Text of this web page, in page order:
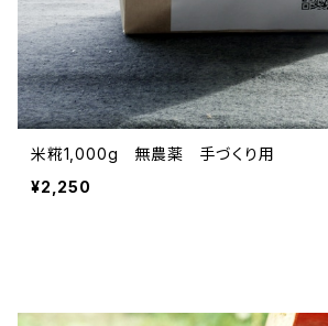
米糀1,000g 無農薬 手づくり用
¥2,250